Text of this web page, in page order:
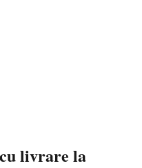
livrare la